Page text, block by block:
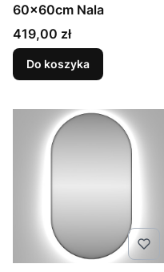
60x60cm Nala
Cena
419,00 zł
Do koszyka